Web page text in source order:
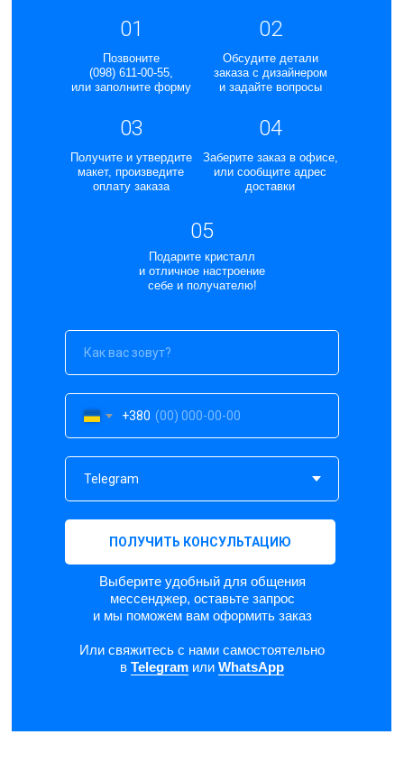
Позвоните
(098) 611-00-55,
или заполните форму
01
Обсудите детали
заказа с дизайнером
и задайте вопросы
02
Получите и утвердите
макет, произведите
оплату заказа
03
Заберите заказ в офисе,
или сообщите адрес
доставки
04
Подарите кристалл
и отличное настроение
себе и получателю!
05
+380
ПОЛУЧИТЬ КОНСУЛЬТАЦИЮ
Выберите удобный для общения
мессенджер, оставьте запрос
и мы поможем вам оформить заказ
Или свяжитесь с нами самостоятельно
в Telegram или WhatsApp